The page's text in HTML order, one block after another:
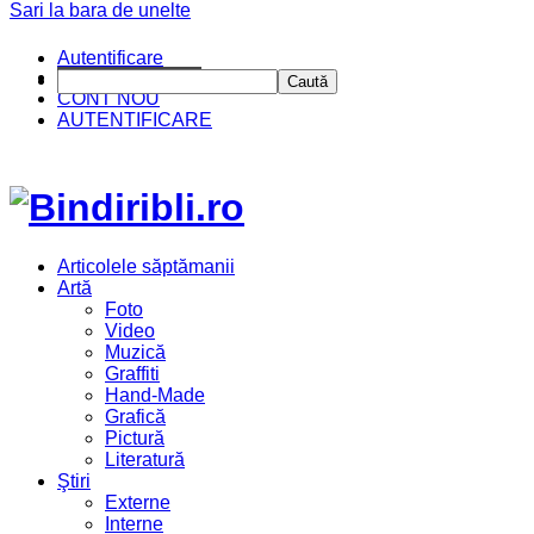
CINE SUNTEM?
CONT NOU
AUTENTIFICARE
Articolele săptămanii
Artă
Foto
Video
Muzică
Graffiti
Hand-Made
Grafică
Pictură
Literatură
Ştiri
Externe
Interne
Sari la bara de unelte
Autentificare
Caută